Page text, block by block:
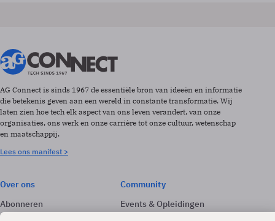
AG Connect is sinds 1967 de essentiële bron van ideeën en informatie
die betekenis geven aan een wereld in constante transformatie. Wij
laten zien hoe tech elk aspect van ons leven verandert, van onze
organisaties, ons werk en onze carrière tot onze cultuur, wetenschap
en maatschappij.
Lees ons manifest >
Over ons
Abonneren
Adverteren
Community
Events & Opleidingen